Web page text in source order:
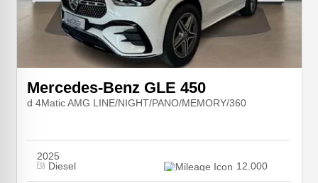
Mercedes-Benz GLE 450
d 4Matic AMG LINE/NIGHT/PANO/MEMORY/360
2025
12.000
Diesel